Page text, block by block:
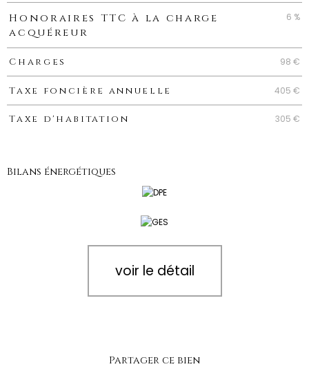
Honoraires TTC à la charge
acquéreur
6 %
Charges 98 €
Taxe foncière annuelle 405 €
Taxe d'habitation 305 €
Bilans énergétiques
voir le détail
Partager ce bien